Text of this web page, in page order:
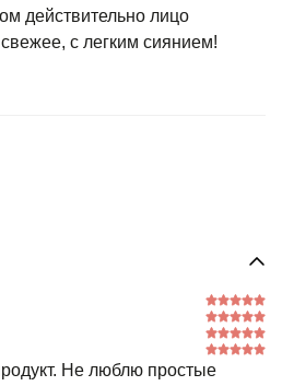
действительно лицо
с легким сиянием!
Не люблю простые